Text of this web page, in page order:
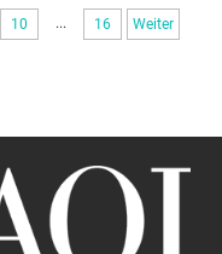
10 ... 16 Weiter